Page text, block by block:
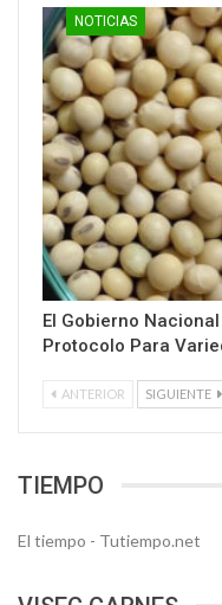
NOTICIAS
El Gobierno
Protocolo Para
ANTERIOR SIGUIENTE
TIEMPO
El tiempo - Tutiempo.net